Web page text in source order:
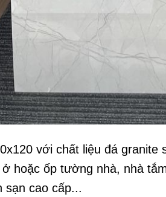
với chất liệu đá
ở hoặc ốp tường nhà, nhà
sạn cao cấp...